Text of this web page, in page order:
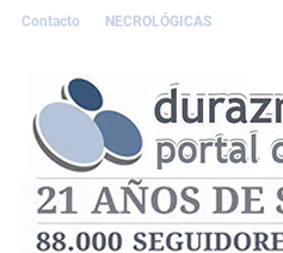
Contacto NECROLÓGICAS